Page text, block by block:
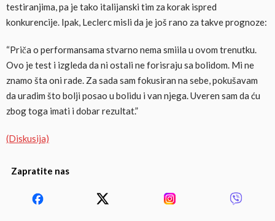
testiranjima, pa je tako italijanski tim za korak ispred
konkurencije. Ipak, Leclerc misli da je još rano za takve prognoze:
“Priča o performansama stvarno nema smiila u ovom trenutku.
Ovo je test i izgleda da ni ostali ne forisraju sa bolidom. Mi ne
znamo šta oni rade. Za sada sam fokusiran na sebe, pokušavam
da uradim što bolji posao u bolidu i van njega. Uveren sam da ću
zbog toga imati i dobar rezultat.”
(Diskusija)
Zapratite nas